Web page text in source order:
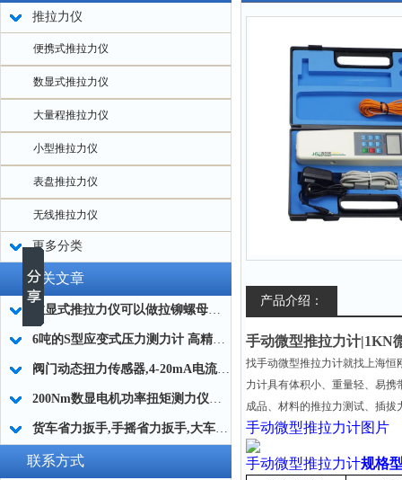
推拉力仪
便携式推拉力仪
数显式推拉力仪
大量程推拉力仪
小型推拉力仪
表盘推拉力仪
无线推拉力仪
更多分类
相关文章
数显式推拉力仪可以做拉铆螺母的拉拔试验专用
6吨的S型应变式压力测力计 高精度S型压力传感器 便携式S型测力仪器
阀门动态扭力传感器,4-20mA电流信号的动态阀门扭力传感器
200Nm数显电机功率扭矩测力仪器带数字显示屏的
货车省力扳手,手摇省力扳手,大车轮胎螺丝拆装省力工具
联系方式
产品介绍：
手动微型推拉力计|1KN
找手动微型推拉力计就找上海恒
力计具有体积小、重量轻、易
成品、材料的推拉力测试、插
手动微型推拉力计图片
手动微型推拉力计规格